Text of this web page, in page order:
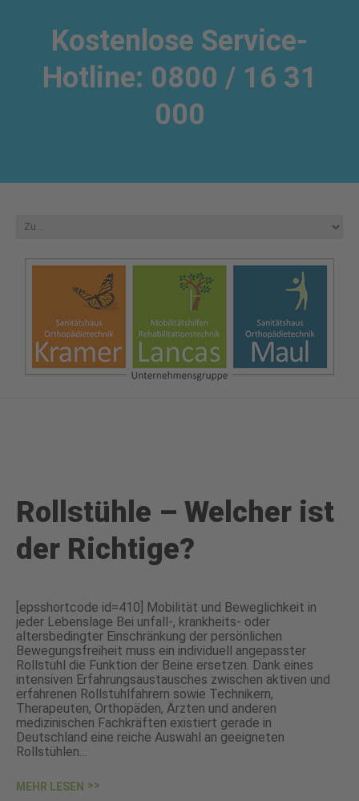
Kostenlose Service-
Hotline: 0800 / 16 31
000
Rollstühle – Welcher ist
der Richtige?
[epsshortcode id=410] Mobilität und Beweglichkeit in
jeder Lebenslage Bei unfall-, krankheits- oder
altersbedingter Einschränkung der persönlichen
Bewegungsfreiheit muss ein individuell angepasster
Rollstuhl die Funktion der Beine ersetzen. Dank eines
intensiven Erfahrungsaustausches zwischen aktiven und
erfahrenen Rollstuhlfahrern sowie Technikern,
Therapeuten, Orthopäden, Ärzten und anderen
medizinischen Fachkräften existiert gerade in
Deutschland eine reiche Auswahl an geeigneten
Rollstühlen…
MEHR LESEN